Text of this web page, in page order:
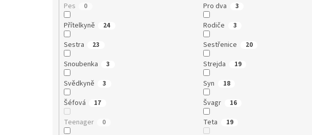
Pes 0 Pro dva 3
Přítelkyně 24 Rodiče 3
Sestra 23 Sestřenice 20
Snoubenka 3 Strejda 19
Svědkyně 3 Syn 18
Šéfová 17 Švagr 16
Teenager 0 Teta 19